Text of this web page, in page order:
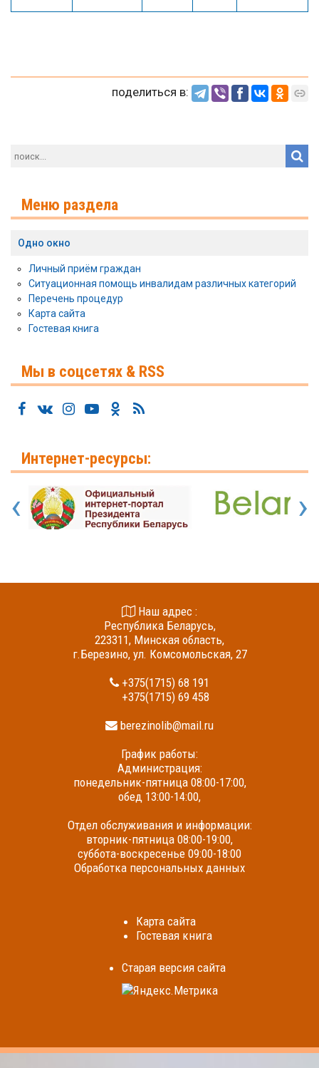
поделиться в:
Меню раздела
Одно окно
Личный приём граждан
Ситуационная помощь инвалидам различных категорий
Перечень процедур
Карта сайта
Гостевая книга
Мы в соцсетях & RSS
Интернет-ресурсы:
‹ ›
Наш адрес :
Республика Беларусь,
223311, Минская область,
г.Березино, ул. Комсомольская, 27
+375(1715) 68 191
+375(1715) 69 458
berezinolib@mail.ru
График работы:
Администрация:
понедельник-пятница 08:00-17:00,
обед 13:00-14:00,
Отдел обслуживания и информации:
вторник-пятница 08:00-19:00,
суббота-воскресенье 09:00-18:00
Обработка персональных данных
Карта сайта
Гостевая книга
Cтарая версия сайта